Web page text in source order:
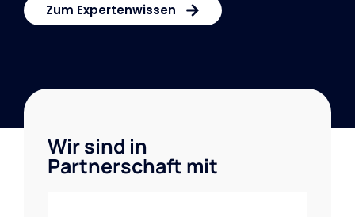
Zum Expertenwissen
Wir sind in
Partnerschaft mit